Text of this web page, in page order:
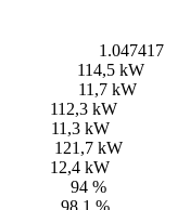
kW
kW
112,3 kW
11,3 kW
121,7 kW
12,4 kW
%
98,1 %